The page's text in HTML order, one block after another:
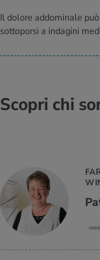
Il dolore addominale
sottoporsi a indagini
Scopri chi